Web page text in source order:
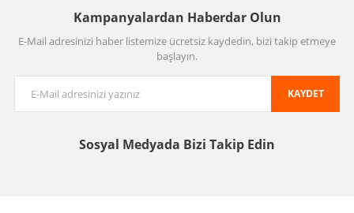
Kampanyalardan Haberdar Olun
E-Mail adresinizi haber listemize ücretsiz kaydedin, bizi takip etmeye
başlayın.
KAYDET
Sosyal Medyada Bizi Takip Edin